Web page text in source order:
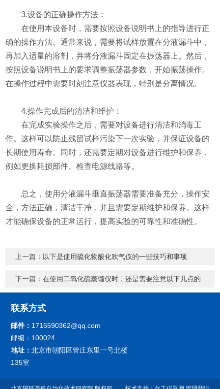
3.设备的正确操作方法：
在使用本设备时，需要按照设备说明书上的指导进行正
确的操作方法。通常来说，需要将试样放置在分液漏斗中，
再加入适量的溶剂，并将分液漏斗固定在振荡器上。然后，
按照设备说明书上的要求调整振荡器参数，开始振荡操作。
在操作过程中需要时刻注意仪器表现，特别是分离情况。
4.操作完成后的清洁和维护：
在完成实验操作之后，需要对设备进行清洁和消毒工
作。这样可以防止残留试样污染下一次实验，并保证设备的
长期使用寿命。同时，还需要定期对设备进行维护和保养，
例如更换耗损部件、检查电源线路等。
总之，使用分液漏斗垂直振荡器需要准备充分，操作安
全，方法正确，清洁干净，并且需要定期维护和保养。这样
才能确保设备的正常运行，提高实验的可靠性和准确性。
上一篇： 以下是使用硫化物酸化吹气仪的一些技巧和事项
下一篇：在使用二氧化硫蒸馏仪时，还是需要注意以下几点的
联系方式
邮件： 1715590362@qq.com
邮编：100024
地址：北京市朝阳区管庄东里一号北楼
135室